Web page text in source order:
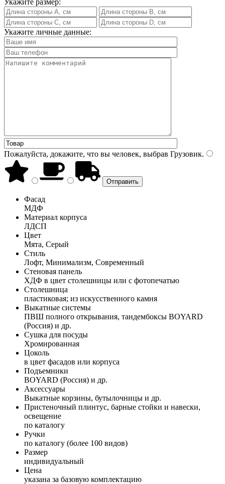
Укажите личные данные:
Пожалуйста, докажите, что вы человек, выбрав Грузовик.
Фасад
МДФ
Материал корпуса
ЛДСП
Цвет
Мята, Серый
Стиль
Лофт, Минимализм, Современный
Стеновая панель
ХДФ в цвет столешницы или с фотопечатью
Столешница
пластиковая; из искусственного камня
Выкатные системы
ПВШ полного открывания, тандембоксы BOYARD
(Россия) и др.
Сушка для посуды
Хромированная
Цоколь
в цвет фасадов или корпуса
Подъемники
BOYARD (Россия) и др.
Аксессуары
Выкатные корзины, бутылочницы и др.
Пристеночный плинтус, барные стойки и навески,
освещение
по каталогу
Ручки
по каталогу (более 100 видов)
Размер
индивидуальный
Цена
указана за базовую комплектацию